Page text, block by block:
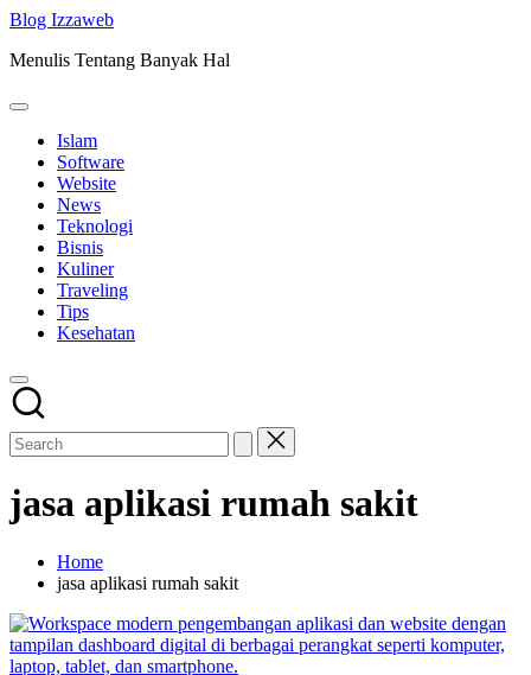
Skip
content
Blog Izzaweb
Menulis Tentang Banyak Hal
Islam
Software
Website
News
Teknologi
Bisnis
Kuliner
Traveling
Tips
Kesehatan
jasa aplikasi rumah sakit
Home
jasa aplikasi rumah sakit